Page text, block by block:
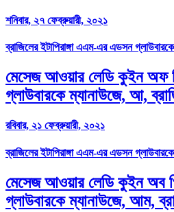
শনিবার, ২৭ ফেব্রুয়ারী, ২০২১
ব্রাজিলের ইটাপিরাঙ্গা এএম-এর এডসন গ্লাউবারকে
মেসেজ আওয়ার লেডি কুইন অফ
গ্লাউবারকে ম্যানাউজে, আ,
রবিবার, ২১ ফেব্রুয়ারী, ২০২১
ব্রাজিলের ইটাপিরাঙ্গা এএম-এর এডসন গ্লাউবারকে
মেসেজ আওয়ার লেডি কুইন অব
গ্লাউবারকে ম্যানাউজে, আম,